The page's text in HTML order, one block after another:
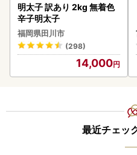
明太子 訳あり 2kg 無着色
辛子明太子
福岡県田川市
(298)
14,000
最近チェッ